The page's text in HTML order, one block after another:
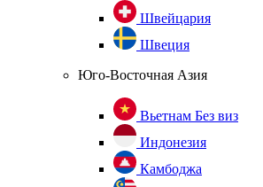
Швейцария
Швеция
Юго-Восточная Азия
Вьетнам Без виз
Индонезия
Камбоджа